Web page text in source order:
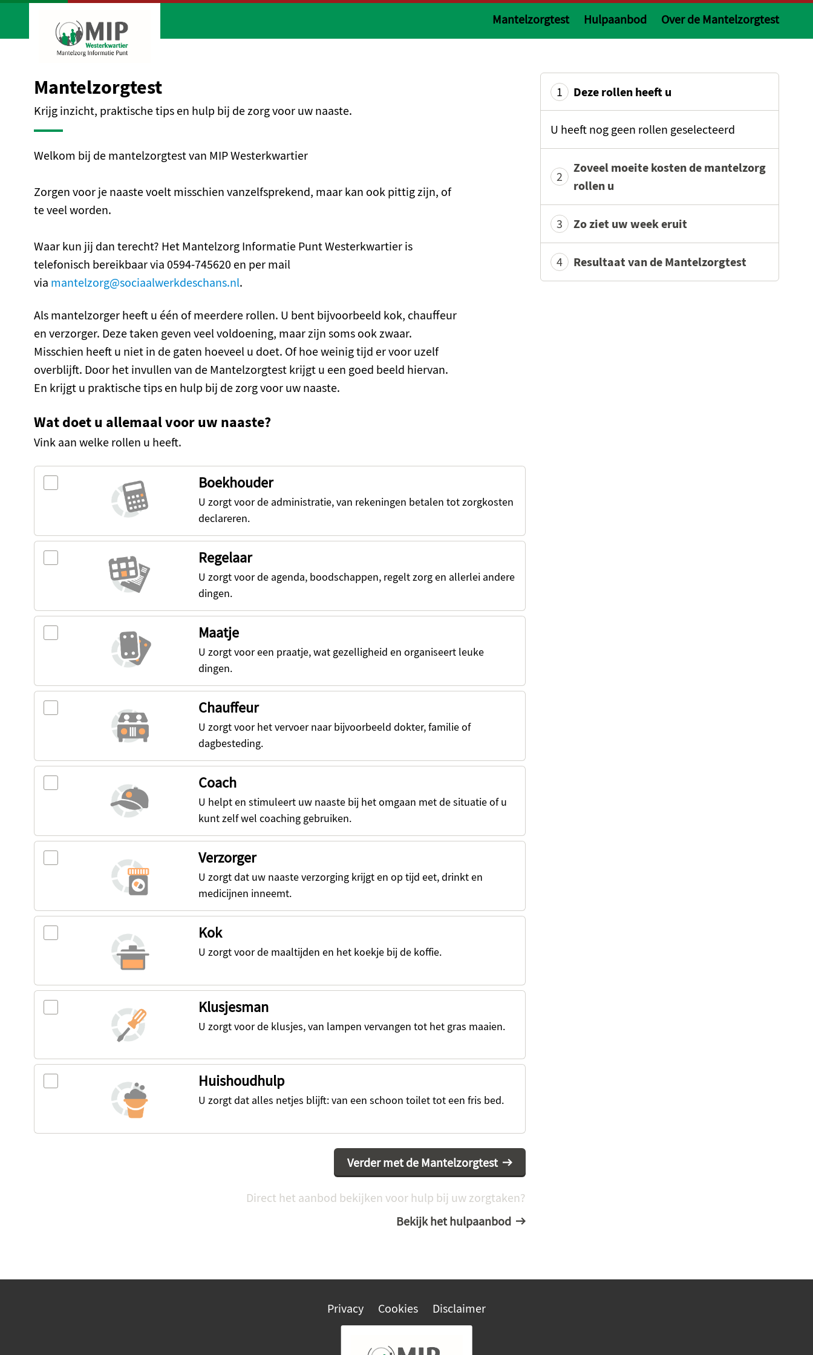
Ga naar de hoofdinhoud
Ga naar de homepage
Mantelzorgtest Hulpaanbod Over de Mantelzorgtest
Mantelzorgtest
Krijg inzicht, praktische tips en hulp bij de zorg voor uw naaste.
Welkom bij de mantelzorgtest van MIP Westerkwartier
Zorgen voor je naaste voelt misschien vanzelfsprekend, maar kan ook pittig zijn, of
te veel worden.
Waar kun jij dan terecht? Het Mantelzorg Informatie Punt Westerkwartier is
telefonisch bereikbaar via 0594-745620 en per mail
via mantelzorg@sociaalwerkdeschans.nl.
Als mantelzorger heeft u één of meerdere rollen. U bent bijvoorbeeld kok, chauffeur
en verzorger. Deze taken geven veel voldoening, maar zijn soms ook zwaar.
Misschien heeft u niet in de gaten hoeveel u doet. Of hoe weinig tijd er voor uzelf
overblijft. Door het invullen van de Mantelzorgtest krijgt u een goed beeld hiervan.
En krijgt u praktische tips en hulp bij de zorg voor uw naaste.
Wat doet u allemaal voor uw naaste?
Vink aan welke rollen u heeft.
Boekhouder
U zorgt voor de administratie, van rekeningen betalen tot zorgkosten
declareren.
Regelaar
U zorgt voor de agenda, boodschappen, regelt zorg en allerlei andere
dingen.
Maatje
U zorgt voor een praatje, wat gezelligheid en organiseert leuke
dingen.
Chauffeur
U zorgt voor het vervoer naar bijvoorbeeld dokter, familie of
dagbesteding.
Coach
U helpt en stimuleert uw naaste bij het omgaan met de situatie of u
kunt zelf wel coaching gebruiken.
Verzorger
U zorgt dat uw naaste verzorging krijgt en op tijd eet, drinkt en
medicijnen inneemt.
Kok
U zorgt voor de maaltijden en het koekje bij de koffie.
Klusjesman
U zorgt voor de klusjes, van lampen vervangen tot het gras maaien.
Huishoudhulp
U zorgt dat alles netjes blijft: van een schoon toilet tot een fris bed.
Verder met de Mantelzorgtest
Direct het aanbod bekijken voor hulp bij uw zorgtaken?
Bekijk het hulpaanbod
Deze rollen heeft u
U heeft nog geen rollen geselecteerd
Zoveel moeite kosten de mantelzorg
rollen u
Zo ziet uw week eruit
Resultaat van de Mantelzorgtest
Privacy Cookies Disclaimer